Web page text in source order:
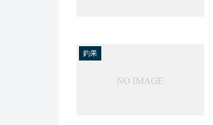
釣果